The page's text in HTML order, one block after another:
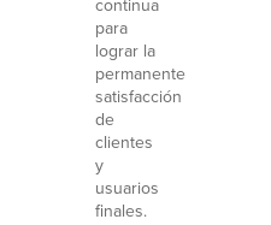
continua
para
lograr la
permanente
satisfacción
de
clientes
y
usuarios
finales.